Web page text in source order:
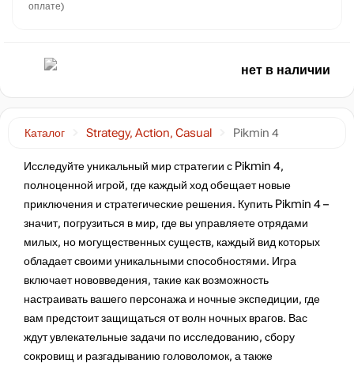
Каталог Strategy, Action, Casual Pikmin 4
Исследуйте уникальный мир стратегии с Pikmin 4,
полноценной игрой, где каждый ход обещает новые
приключения и стратегические решения. Купить Pikmin 4 –
значит, погрузиться в мир, где вы управляете отрядами
милых, но могущественных существ, каждый вид которых
обладает своими уникальными способностями. Игра
включает нововведения, такие как возможность
настраивать вашего персонажа и ночные экспедиции, где
вам предстоит защищаться от волн ночных врагов. Вас
ждут увлекательные задачи по исследованию, сбору
сокровищ и разгадыванию головоломок, а также
оплате)
нет в наличии